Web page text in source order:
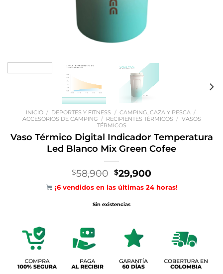
INICIO / DEPORTES Y FITNESS / CAMPING, CAZA Y PESCA /
ACCESORIOS DE CAMPING / RECIPIENTES TÉRMICOS / VASOS
TÉRMICOS
Vaso Térmico Digital Indicador Temperatura
Led Blanco Mix Green Cofee
$58,900 El
precio
original
era:
$29,900El
precio
actual
¡6 vendidos en las últimas 24 horas!
Sin existencias